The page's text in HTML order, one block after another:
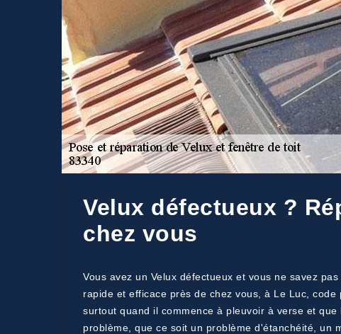
Velux défectueux ?
chez vous
Vous avez un Velux défectueux et vous ne savez
rapide et efficace près de chez vous, à Le Luc,
surtout quand il commence à pleuvoir à verse et
problème, que ce soit un problème d'étanchéité, un